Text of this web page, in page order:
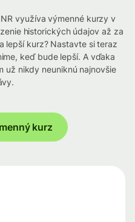
využíva výmenné kurzy v
historických údajov až za
lepší kurz? Nastavte si teraz
keď bude lepší. A vďaka
už nikdy neuniknú najnovšie
kurz